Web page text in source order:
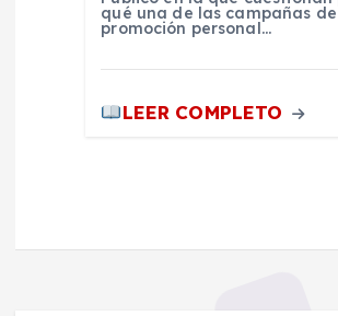
qué una de las campañas de
promoción personal…
LEER COMPLETO